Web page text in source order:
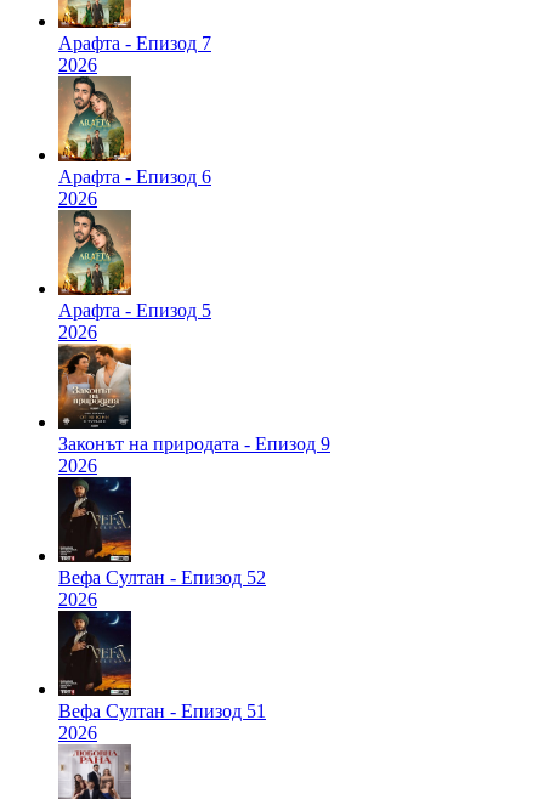
Арафта - Епизод 7
2026
Арафта - Епизод 6
2026
Арафта - Епизод 5
2026
Законът на природата - Епизод 9
2026
Вефа Султан - Епизод 52
2026
Вефа Султан - Епизод 51
2026